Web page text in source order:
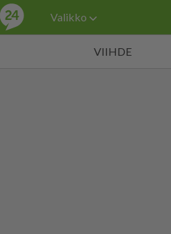
Valikko
VIIHDE